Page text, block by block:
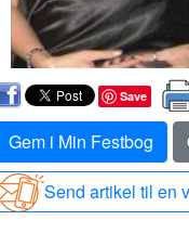
Save
Gem i Min Festbog
Send artikel til en